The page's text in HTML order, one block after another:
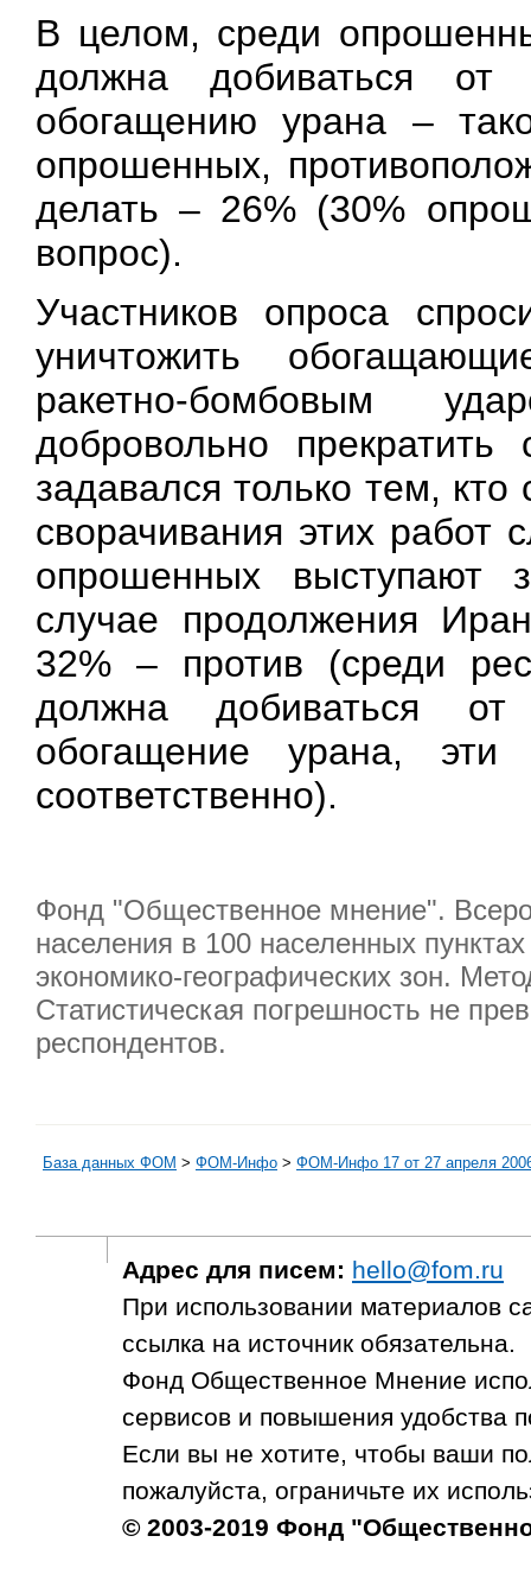
В целом, среди
должна добиваться
обогащению урана –
опрошенных,
делать – 26% (30%
вопрос).
Участников опроса
уничтожить
ракетно-бомбовым
добровольно прекратить
задавался только тем,
сворачивания этих
опрошенных выступают
случае продолжения
32% – против (среди
должна добиваться
обогащение урана,
соответственно).
Фонд "Общественное мнение".
населения в 100 населенных
экономико-географических зон.
Статистическая погрешность не
респондентов.
База данных ФОМ > ФOM-Инфо > ФОМ-Инфо 17 от 27 апреля
Адрес для писем: hello@fom.ru
При использовании материалов
ссылка на источник обязательна.
Фонд Общественное Мнение
сервисов и повышения удобства
Если вы не хотите, чтобы ваши
пожалуйста, ограничьте их
© 2003-2019 Фонд